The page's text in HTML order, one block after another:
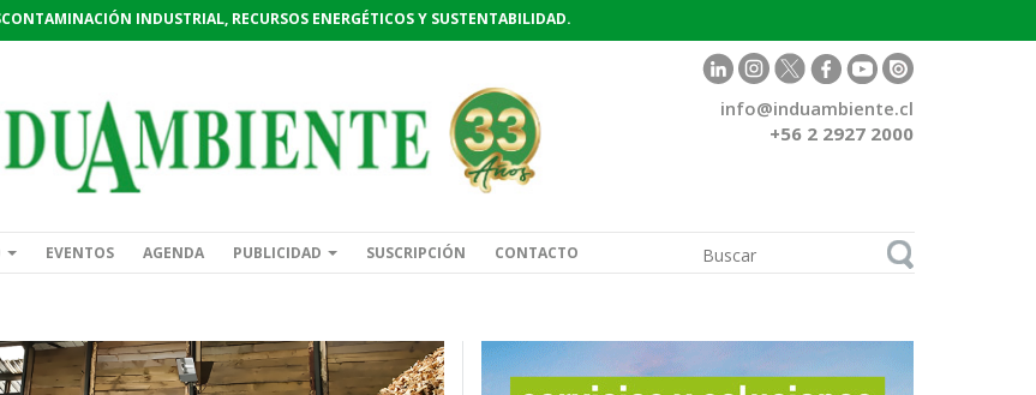
INDUSTRIAL, RECURSOS ENERGÉTICOS Y SUSTENTABILIDAD.
info@induambiente.cl
+56 2 2927 2000
EVENTOS AGENDA PUBLICIDAD SUSCRIPCIÓN CONTACTO